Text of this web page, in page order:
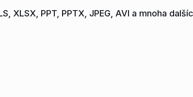
XLSX, PPT, PPTX, JPEG, AVI a mnoha